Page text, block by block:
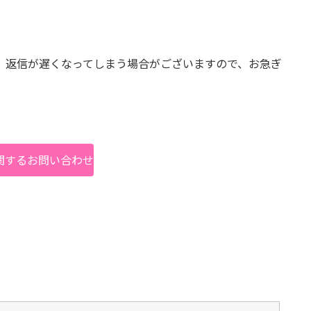
信が遅くなってしまう場合がございますので、お急ぎ
するお問い合わせ